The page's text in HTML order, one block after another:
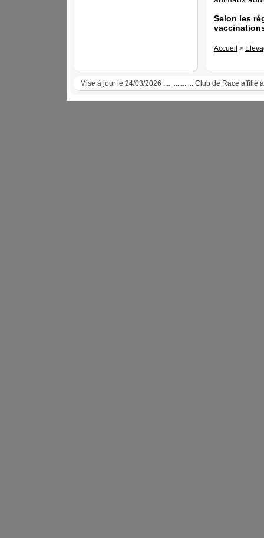
Selon les
Accueil >
Mise à jour le 24/03/2026 ................. Club de Race